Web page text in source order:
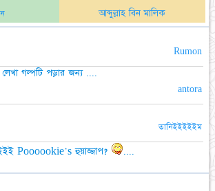
আব্দুল্লাহ বিন মালিক
Rumon
গল্পটি পড়ার জন্য ....
antora
তানিইইইইইম
Poooookie's হুয়াজ্জাপ?